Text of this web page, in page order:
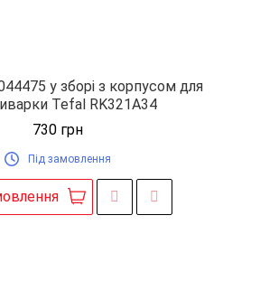
у зборі з корпусом для
Tefal RK321A34
730 грн
Під замовлення